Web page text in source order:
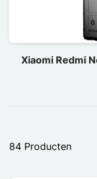
Xiaomi Redmi
84 Producten